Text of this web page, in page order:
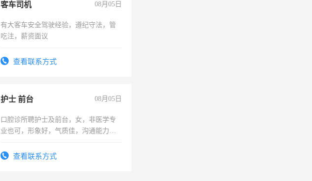
客车司机 08月05日
有大客车安全驾驶经验，遵纪守法，管
吃注，薪资面议
查看联系方式
护士 前台 08月05日
口腔诊所聘护士及前台，女，非医学专
业也可，形象好，气质佳，沟通能力
查看联系方式